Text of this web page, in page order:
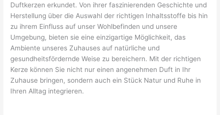
Duftkerzen erkundet. Von ihrer faszinierenden Geschichte und
Herstellung über die Auswahl der richtigen Inhaltsstoffe bis hin
zu ihrem Einfluss auf unser Wohlbefinden und unsere
Umgebung, bieten sie eine einzigartige Möglichkeit, das
Ambiente unseres Zuhauses auf natürliche und
gesundheitsfördernde Weise zu bereichern. Mit der richtigen
Kerze können Sie nicht nur einen angenehmen Duft in Ihr
Zuhause bringen, sondern auch ein Stück Natur und Ruhe in
Ihren Alltag integrieren.